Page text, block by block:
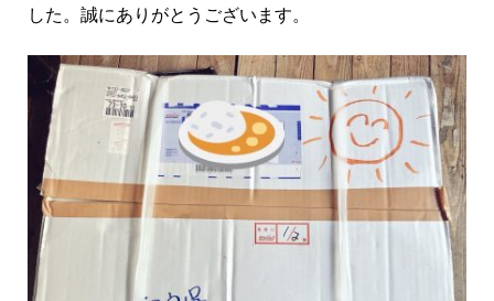
した。誠にありがとうございます。